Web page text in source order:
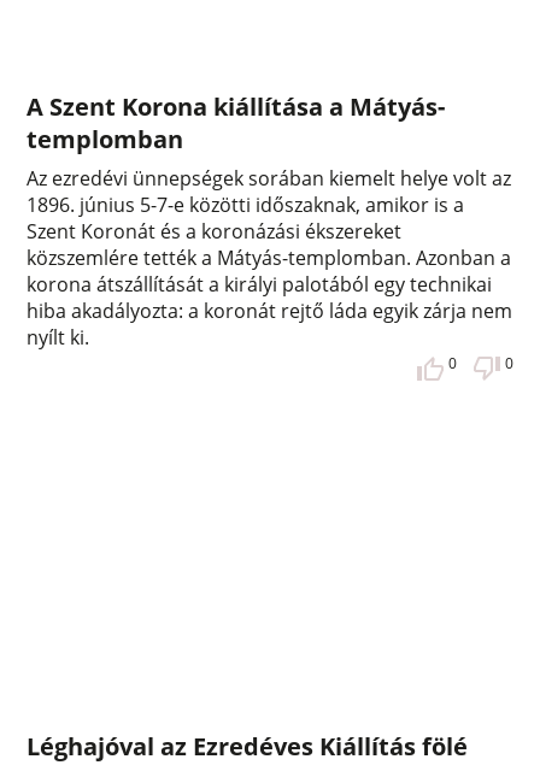
A Szent Korona kiállítása a Mátyás-
templomban
Az ezredévi ünnepségek sorában kiemelt helye volt az
1896. június 5-7-e közötti időszaknak, amikor is a
Szent Koronát és a koronázási ékszereket
közszemlére tették a Mátyás-templomban. Azonban a
korona átszállítását a királyi palotából egy technikai
hiba akadályozta: a koronát rejtő láda egyik zárja nem
nyílt ki.
0 0
Léghajóval az Ezredéves Kiállítás fölé